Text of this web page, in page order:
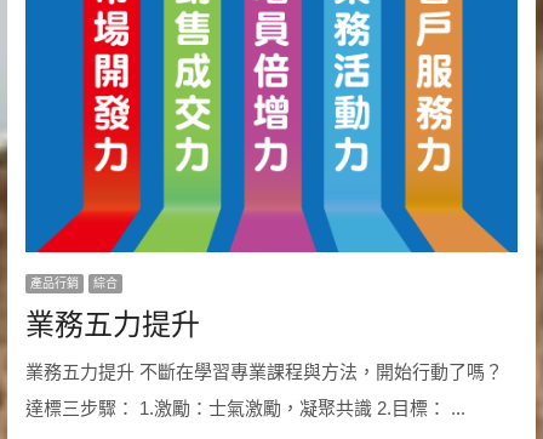
產品行銷 綜合
業務五力提升
業務五力提升 不斷在學習專業課程與方法，開始行動了嗎？
達標三步驟： 1.激勵：士氣激勵，凝聚共識 2.目標： ...